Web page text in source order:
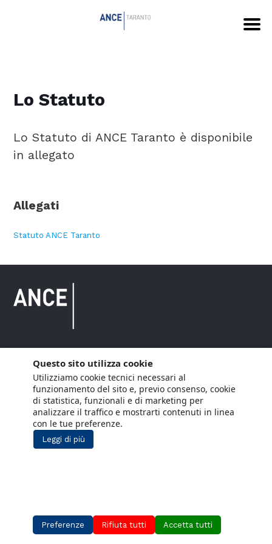
Lo Statuto
Lo Statuto di ANCE Taranto è disponibile
in allegato
Allegati
Statuto ANCE Taranto
Copyright © 2021 ANCE. Tutti i diritti riservati.
Privacy
Cookie Policy
Social Media
Policy
Lavora con noi
Questo sito utilizza cookie
Utilizziamo cookie tecnici necessari al
funzionamento del sito e, previo consenso, cookie
di statistica, funzionali e di marketing per
analizzare il traffico e mostrarti contenuti in linea
con le tue preferenze.
Leggi di più
Preferenze Rifiuta tutti Accetta tutti